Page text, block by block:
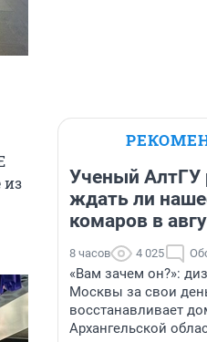
из
Ученый АлтГУ
ждать ли
комаров в
8 часов 4 025
«Вам зачем он?»:
Москвы за свои
восстанавливает
Архангельской